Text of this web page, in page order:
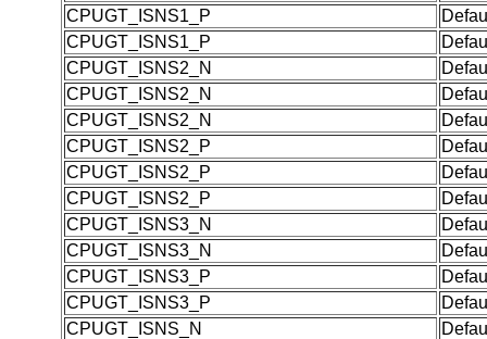
CPUGT_ISNS1_P
CPUGT_ISNS1_P
CPUGT_ISNS2_N
CPUGT_ISNS2_N
CPUGT_ISNS2_N
CPUGT_ISNS2_P
CPUGT_ISNS2_P
CPUGT_ISNS2_P
CPUGT_ISNS3_N
CPUGT_ISNS3_N
CPUGT_ISNS3_P
CPUGT_ISNS3_P
CPUGT_ISNS_N